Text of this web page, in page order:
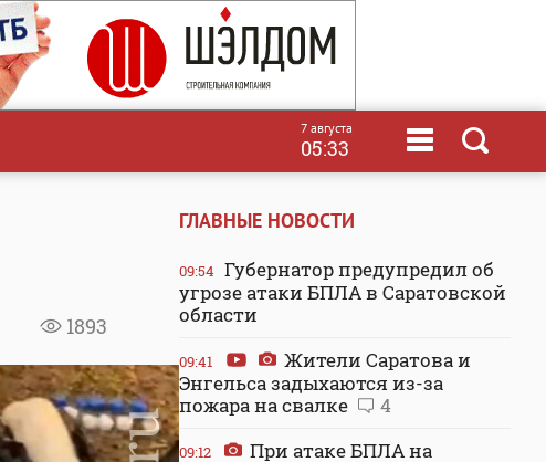
7 августа
05:33
1893
ГЛАВНЫЕ НОВОСТИ
09:54 Губернатор предупредил об
угрозе атаки БПЛА в Саратовской
области
09:41
Жители Саратова и
Энгельса задыхаются из-за
пожара на свалке
4
09:12
При атаке БПЛА на